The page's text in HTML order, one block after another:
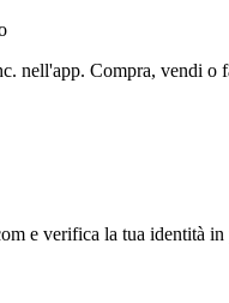
nell'app. Compra, vendi
e verifica la tua identità